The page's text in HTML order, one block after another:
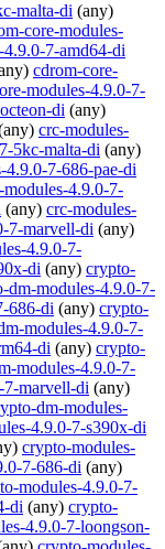
malta-di (any)
core-modules-
7-amd64-di
cdrom-core-
modules-4.9.0-7-
di (any)
crc-modules-
5kc-malta-di (any)
4.9.0-7-686-pae-di
modules-4.9.0-7-
(any) crc-modules-
7-marvell-di (any)
4.9.0-7-
di (any) crypto-
dm-modules-4.9.0-7-
686-di (any) crypto-
modules-4.9.0-7-
di (any) crypto-
modules-4.9.0-7-
7-marvell-di (any)
dm-modules-
4.9.0-7-s390x-di
crypto-modules-
7-686-di (any)
modules-4.9.0-7-
di (any) crypto-
4.9.0-7-loongson-